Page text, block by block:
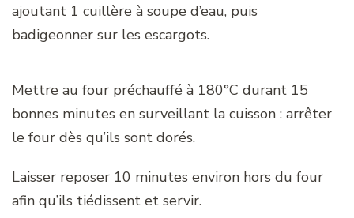
ajoutant 1 cuillère à soupe d’eau, puis
badigeonner sur les escargots.
Mettre au four préchauffé à 180°C durant 15
bonnes minutes en surveillant la cuisson : arrêter
le four dès qu’ils sont dorés.
Laisser reposer 10 minutes environ hors du four
afin qu’ils tiédissent et servir.